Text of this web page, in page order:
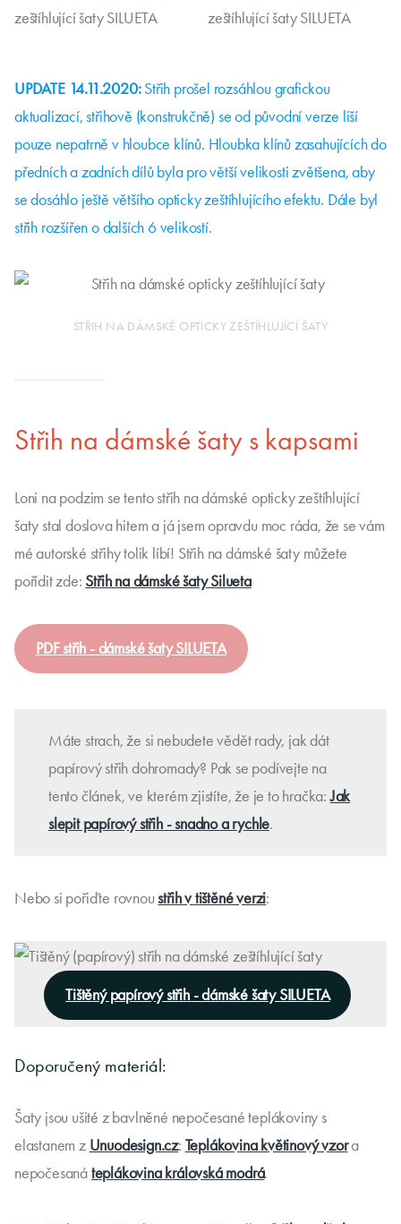
UPDATE 14.11.2020:Střih prošel rozsáhlou grafickou
aktualizací, střihově (konstrukčně) se od původní verze liší
pouze nepatrně v hloubce klínů. Hloubka klínů zasahujících do
předních a zadních dílů byla pro větší velikosti zvětšena, aby
se dosáhlo ještě většího opticky zeštíhlujícího efektu. Dále byl
střih rozšířen o dalších 6 velikostí.
STŘIH NA DÁMSKÉ OPTICKY ZEŠTÍHLUJÍCÍ ŠATY
Střih na dámské šaty s kapsami
Loni na podzim se tento střih na dámské opticky zeštíhlující
šaty stal doslova hitem a já jsem opravdu moc ráda, že se vám
mé autorské střihy tolik líbí! Střih na dámské šaty můžete
pořídit zde: Střih na dámské šaty Silueta
PDF střih - dámské šaty SILUETA
Máte strach, že si nebudete vědět rady, jak dát
papírový střih dohromady? Pak se podívejte na
tento článek, ve kterém zjistíte, že je to hračka:Jak
slepit papírový střih - snadno a rychle.
Nebo si pořiďte rovnoustřih v tištěné verzi:
Tištěný papírový střih - dámské šaty SILUETA
Doporučený materiál:
Šaty jsou ušité z bavlněné nepočesané teplákoviny s
elastanem z Unuodesign.cz: Teplákovina květinový vzora
nepočesanáteplákovina královská modrá.